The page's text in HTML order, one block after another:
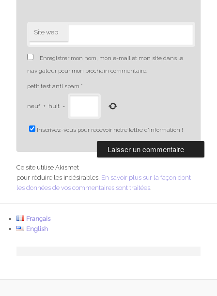
Site web
Enregistrer mon nom, mon e-mail et mon site dans le
navigateur pour mon prochain commentaire.
petit test anti spam *
neuf + huit =
Inscrivez-vous pour recevoir notre lettre d'information !
Ce site utilise Akismet
pour réduire les indésirables. En savoir plus sur la façon dont
les données de vos commentaires sont traitées
Français
English